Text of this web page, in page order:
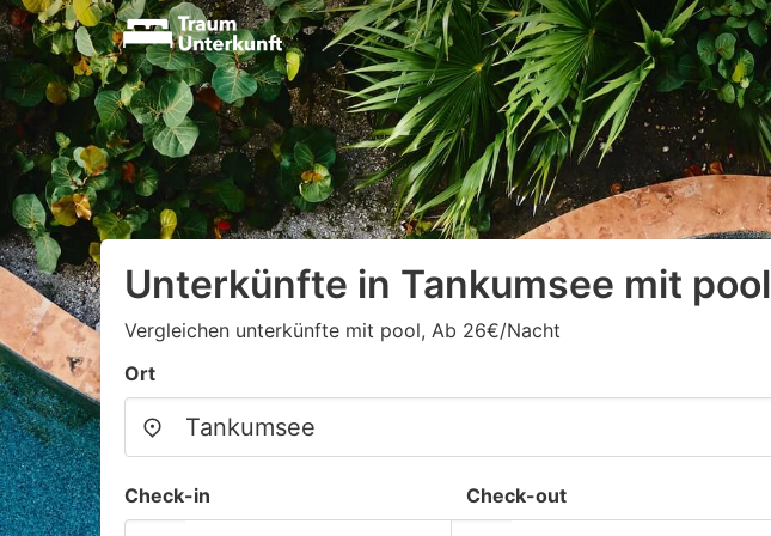
Unterkünfte in Tankumsee mit pool
Vergleichen unterkünfte mit pool, Ab 26€/Nacht
Ort
Check-in Check-out